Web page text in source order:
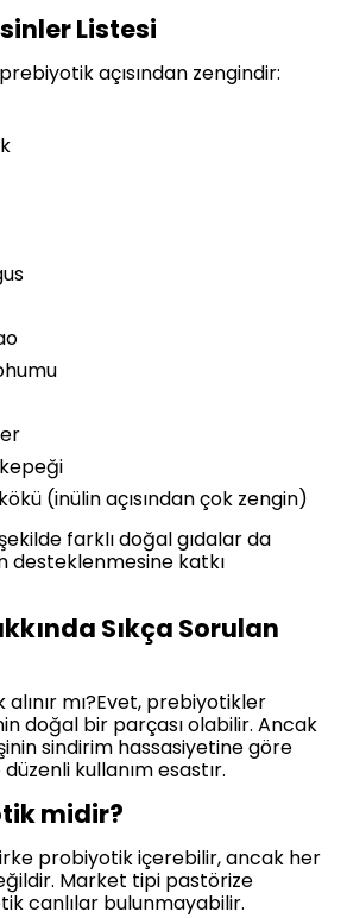
Listesi
açısından zengindir:
(inülin açısından çok zengin)
farklı doğal gıdalar da
desteklenmesine katkı
Sıkça Sorulan
mı?Evet, prebiyotikler
doğal bir parçası olabilir. Ancak
sindirim hassasiyetine göre
kullanım esastır.
midir?
probiyotik içerebilir, ancak her
Market tipi pastörize
canlılar bulunmayabilir.